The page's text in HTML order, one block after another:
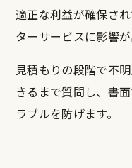
適正な利益が確保さ
ターサービスに影響
見積もりの段階で不
きるまで質問し、書
ラブルを防げます。